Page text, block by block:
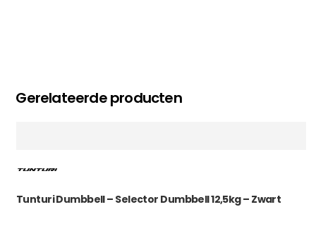
Gerelateerde producten
Tunturi Dumbbell – Selector Dumbbell 12,5kg – Zwart